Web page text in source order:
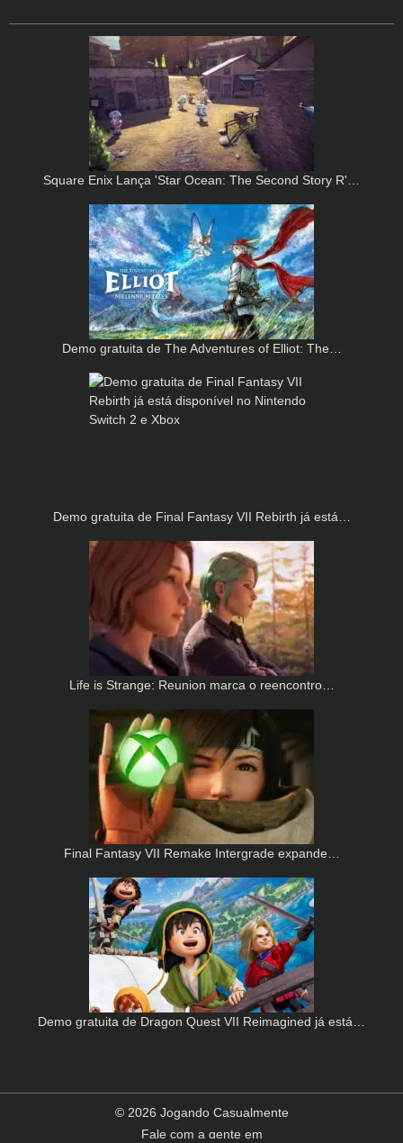
Square Enix Lança 'Star Ocean: The Second Story R'…
Demo gratuita de The Adventures of Elliot: The…
Demo gratuita de Final Fantasy VII Rebirth já está…
Life is Strange: Reunion marca o reencontro…
Final Fantasy VII Remake Intergrade expande…
Demo gratuita de Dragon Quest VII Reimagined já está…
© 2026 Jogando Casualmente
Fale com a gente em